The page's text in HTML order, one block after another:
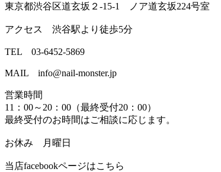
東京都渋谷区道玄坂２-15-1 ノア道玄坂224号室
アクセス 渋谷駅より徒歩5分
TEL 03-6452-5869
MAIL info@nail-monster.jp
営業時間
11：00～20：00（最終受付20：00）
最終受付のお時間はご相談に応じます。
お休み 月曜日
当店facebookページはこちら